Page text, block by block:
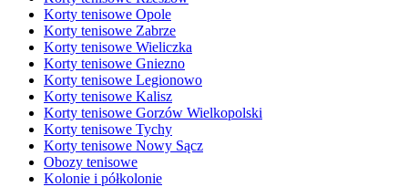
Korty tenisowe Opole
Korty tenisowe Zabrze
Korty tenisowe Wieliczka
Korty tenisowe Gniezno
Korty tenisowe Legionowo
Korty tenisowe Kalisz
Korty tenisowe Gorzów Wielkopolski
Korty tenisowe Tychy
Korty tenisowe Nowy Sącz
Obozy tenisowe
Kolonie i półkolonie